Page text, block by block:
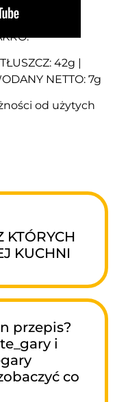
42g |
NETTO: 7g
od użytych
KTÓRYCH
KUCHNI
przepis?
i
co